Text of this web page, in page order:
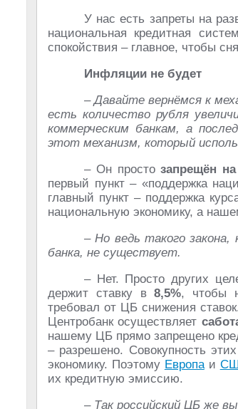
У нас есть запреты на
национальная кредитная
спокойствия – главное, чтобы
Инфляции не будет
– Давайте вернёмся к
есть количество рубля
коммерческим банкам, а
этот механизм, который
– Он простозапрещён
первый пункт – «поддержка
главный пункт – поддержка
национальную экономику, а
– Но ведь такого
банка, не существует.
– Нет. Просто других
держит ставку в8,5%, чтобы
требовал от ЦБ снижения
Центробанк осуществляет
нашему ЦБ прямо запрещено
– разрешено. Совокупность
экономику. Поэтому Европаи
их кредитную эмиссию.
– Так российский ЦБ же